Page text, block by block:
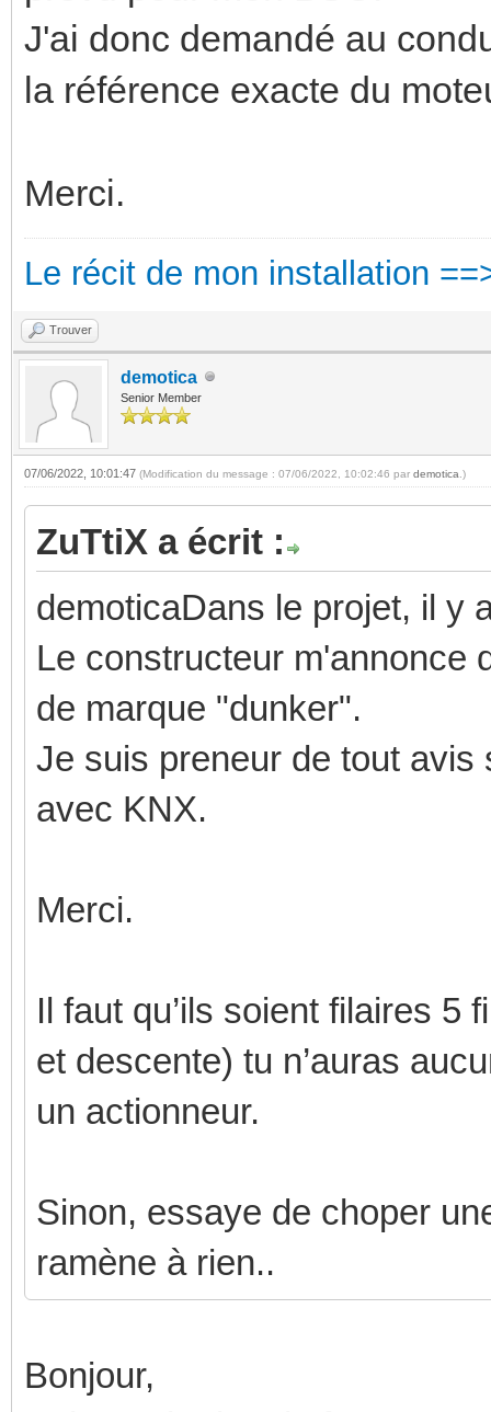
J'ai donc demandé au
la référence exacte du
Merci.
Le récit de mon installation
Trouver
demotica
Senior Member
07/06/2022, 10:01:47 (Modification du message : 07/06/2022, 10:02:46 par demotica .)
ZuTtiX a écrit :
demoticaDans le projet, il y
Le constructeur m'annonce
de marque "dunker".
Je suis preneur de tout
avec KNX.
Merci.
Il faut qu’ils soient filaires 5
et descente) tu n’auras
un actionneur.
Sinon, essaye de choper
ramène à rien..
Bonjour,